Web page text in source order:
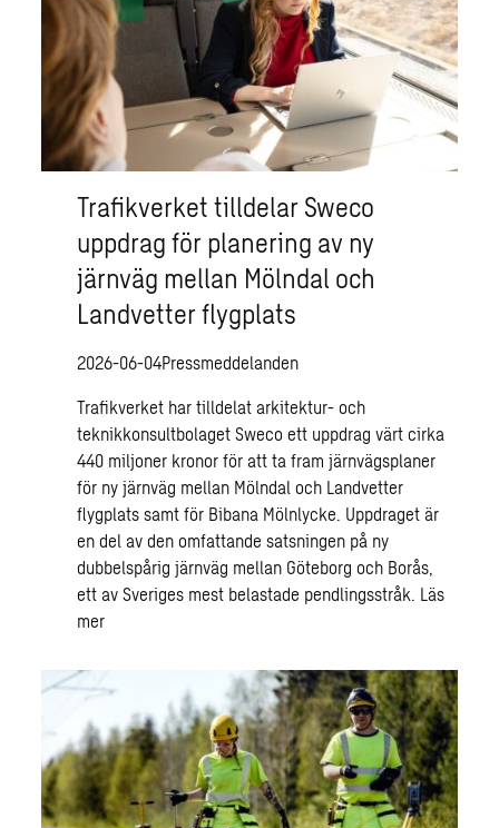
Trafikverket tilldelar Sweco
uppdrag för planering av ny
järnväg mellan Mölndal och
Landvetter flygplats
2026-06-04Pressmeddelanden
Trafikverket har tilldelat arkitektur- och
teknikkonsultbolaget Sweco ett uppdrag värt cirka
440 miljoner kronor för att ta fram järnvägsplaner
för ny järnväg mellan Mölndal och Landvetter
flygplats samt för Bibana Mölnlycke. Uppdraget är
en del av den omfattande satsningen på ny
dubbelspårig järnväg mellan Göteborg och Borås,
ett av Sveriges mest belastade pendlingsstråk. Läs
mer